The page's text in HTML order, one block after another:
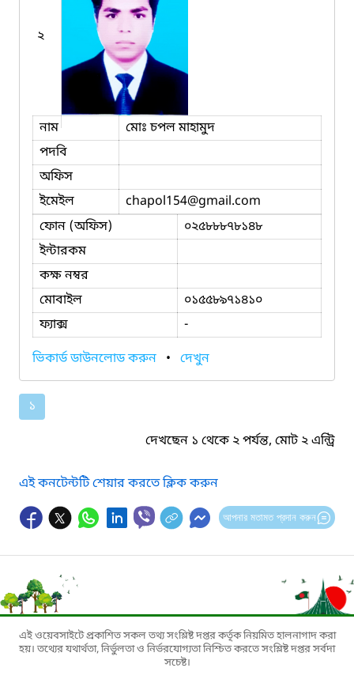
২
নাম
মোঃ চপল মাহামুদ
পদবি
অফিস
ইমেইল
chapol154@gmail.com
ফোন (অফিস)
০২৫৮৮৮৭৮১৪৮
ইন্টারকম
কক্ষ নম্বর
মোবাইল
০১৫৫৮৯৭১৪১০
ফ্যাক্স
-
ভিকার্ড ডাউনলোড করুন • দেখুন
১
দেখছেন ১ থেকে ২ পর্যন্ত, মোট ২ এন্ট্রি
এই কনটেন্টটি শেয়ার করতে ক্লিক করুন
আপনার মতামত প্রদান করুন
এই ওয়েবসাইটে প্রকাশিত সকল তথ্য সংশ্লিষ্ট দপ্তর কর্তৃক নিয়মিত হালনাগাদ করা
হয়। তথ্যের যথার্থতা, নির্ভুলতা ও নির্ভরযোগ্যতা নিশ্চিত করতে সংশ্লিষ্ট দপ্তর সর্বদা
সচেষ্ট।